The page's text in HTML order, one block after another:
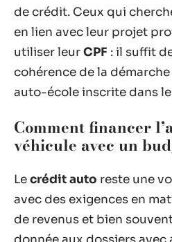
de crédit. Ceux qui
en lien avec leur projet
utiliser leurCPF : il suffit
cohérence de la
auto-école inscrite dans
Comment financer
véhicule avec un
Lecrédit auto reste une
avec des exigences en
de revenus et bien